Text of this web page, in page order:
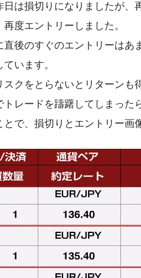
日は損切りになりましたが、
再度エントリーしました。
直後のすぐのエントリーはあ
います。
スクをとらないとリターンも
トレードを躊躇してしまった
とで、損切りとエントリー画